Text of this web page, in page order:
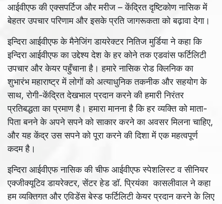
आईवीएफ की एक्सपर्टिज और मरीज – केंद्रित दृष्टिकोण नासिक में
बेहतर उपचार परिणाम और इसके प्रति जागरूकता को बढ़ावा देगा।
इन्दिरा आईवीएफ के मैनेजिंग डायरेक्टर नितिज मुर्डिया ने कहा कि
इन्दिरा आईवीएफ का उद्देश्य देश के हर कोने तक एडवांस फर्टिलिटी
उपचार और केयर पहुँचाना है। हमारे नासिक रोड क्लिनिक का
शुभारंभ महाराष्ट्र में लोगों को अत्याधुनिक तकनीक और सहयोग के
साथ, रोगी-केंद्रित देखभाल प्रदान करने की हमारी निरंतर
प्रतिबद्धता का प्रमाण है। हमारा मानना ​​है कि हर व्यक्ति को माता-
पिता बनने के अपने सपने को साकार करने का अवसर मिलना चाहिए,
और यह केंद्र उस सपने को पूरा करने की दिशा में एक महत्वपूर्ण
कदम है।
इन्दिरा आईवीएफ नासिक की चीफ आईवीएफ स्पेशलिस्ट व सीनियर
एक्जीक्यूटिव डायरेक्टर, सेंटर हेड डॉ. प्रियंका कासलीवाल ने कहा
हम व्यक्तिगत और एविडेंस बेस्ड फर्टिलिटी केयर प्रदान करने के लिए